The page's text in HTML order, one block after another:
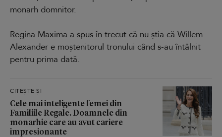
monarh domnitor.
Regina Maxima a spus în trecut că nu știa că Willem-
Alexander e moștenitorul tronului când s-au întâlnit
pentru prima dată.
CITEȘTE ȘI
Cele mai inteligente femei din
Familiile Regale. Doamnele din
monarhie care au avut cariere
impresionante